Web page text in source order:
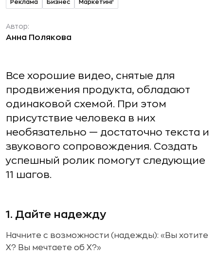
Реклама Бизнес Маркетинг
Автор:
Анна Полякова
Все хорошие видео, снятые для
продвижения продукта, обладают
одинаковой схемой. При этом
присутствие человека в них
необязательно — достаточно текста и
звукового сопровождения. Создать
успешный ролик помогут следующие
11 шагов.
1. Дайте надежду
Начните с возможности (надежды): «Вы хотите
Х? Вы мечтаете об Х?»